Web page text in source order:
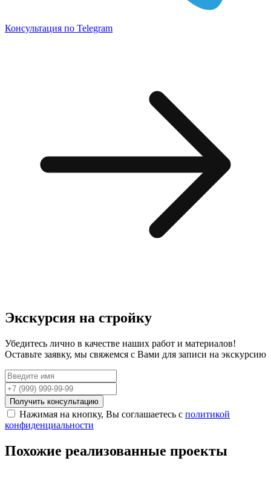
Консультация по Telegram
Экскурсия на стройку
Убедитесь лично в качестве наших работ и материалов!
Оставьте заявку, мы свяжемся с Вами для записи на экскурсию
Получить консультацию
Нажимая на кнопку, Вы соглашаетесь с политикой
конфиденциальности
Похожие реализованные проекты